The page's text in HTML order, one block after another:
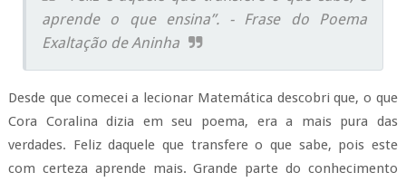
aprende o que ensina”. - Frase do Poema
Exaltação de Aninha
Desde que comecei a lecionar Matemática descobri que, o que
Cora Coralina dizia em seu poema, era a mais pura das
verdades. Feliz daquele que transfere o que sabe, pois este
com certeza aprende mais. Grande parte do conhecimento